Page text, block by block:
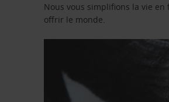
Nous vous simplifions la vie
offrir le monde.